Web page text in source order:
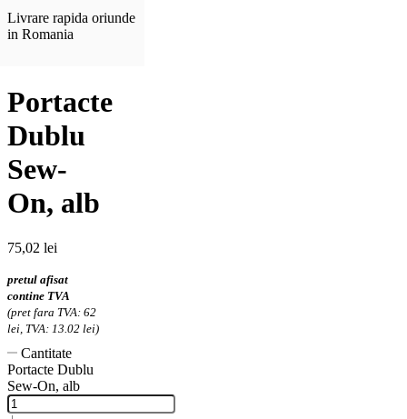
Livrare rapida oriunde
in Romania
Portacte
Dublu
Sew-
On, alb
75,02 lei
pretul afisat
contine TVA
(pret fara TVA: 62
lei, TVA: 13.02 lei)
Cantitate
Portacte Dublu
Sew-On, alb